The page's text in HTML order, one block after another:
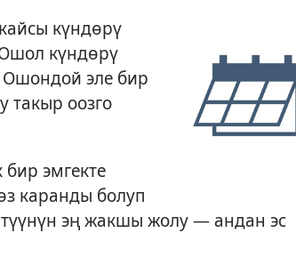
күндөрү
күндөрү
Ошондой эле бир
такыр оозго
эмгекте
каранды болуп
эң жакшы жолу — андан эс